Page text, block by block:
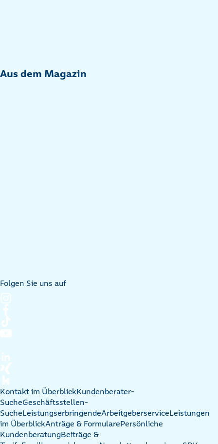
Aus dem Magazin
Folgen Sie uns auf
Kontakt im ÜberblickKundenberater-
SucheGeschäftsstellen-
SucheLeistungserbringendeArbeitgeberserviceLeistungen
im ÜberblickAnträge & FormularePersönliche
KundenberatungBeiträge &